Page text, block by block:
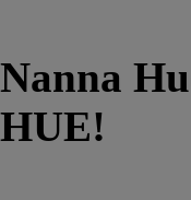
Nanna
HUE!